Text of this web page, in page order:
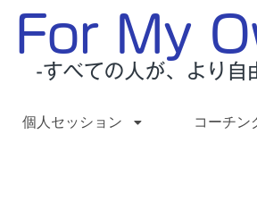
個人セッション コーチン